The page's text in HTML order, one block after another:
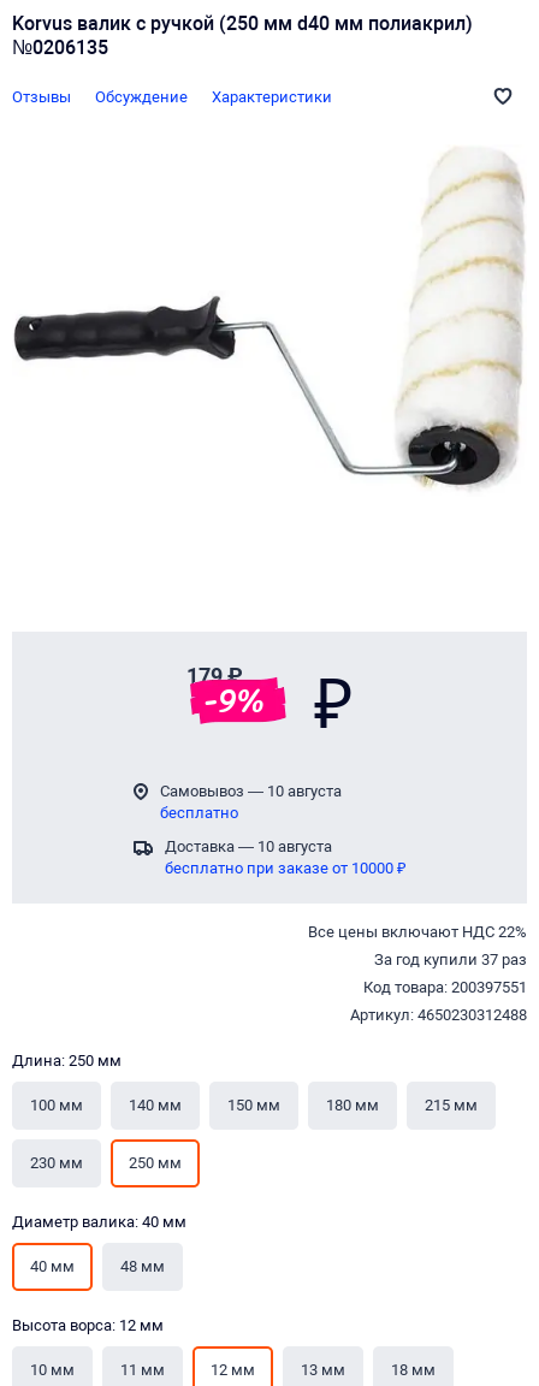
Korvus валик с ручкой (250 мм d40 мм полиакрил)
№0206135
Отзывы Обсуждение Характеристики
179 ₽
-9% ₽
Самовывоз — 10 августа
бесплатно
Доставка — 10 августа
бесплатно при заказе от 10000 ₽
Все цены включают НДС 22%
За год купили 37 раз
Код товара: 200397551
Артикул: 4650230312488
Длина: 250 мм
100 мм 140 мм 150 мм 180 мм 215 мм
230 мм 250 мм
Диаметр валика: 40 мм
40 мм 48 мм
Высота ворса: 12 мм
10 мм 11 мм 12 мм 13 мм 18 мм